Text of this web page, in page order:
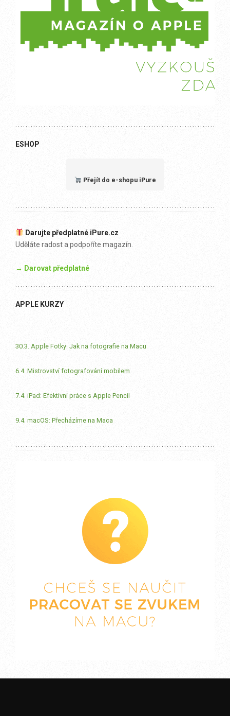
ESHOP
Přejít do e-shopu iPure
Darujte předplatné iPure.cz
Uděláte radost a podpoříte magazín.
→ Darovat předplatné
APPLE KURZY
30.3. Apple Fotky: Jak na fotografie na Macu
6.4. Mistrovství fotografování mobilem
7.4. iPad: Efektivní práce s Apple Pencil
9.4. macOS: Přecházíme na Maca